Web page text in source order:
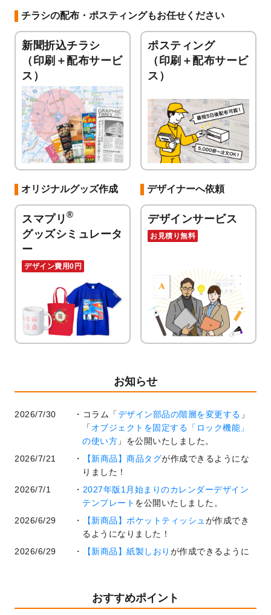
チラシの配布・ポスティングもお任せください
新聞折込チラシ
（印刷＋配布サービ
ス）
ポスティング
（印刷＋配布サービ
ス）
オリジナルグッズ作成
スマプリ ®
グッズシミュレータ
ー
デザイン費用0円
デザイナーへ依頼
デザインサービス
お見積り無料
お知らせ
2026/7/30 コラム「デザイン部品の階層を変更する 」
「 オブジェクトを固定する「ロック機能」
の使い方 」を公開いたしました。
2026/7/21
【新商品】商品タグが作成できるようにな
りました！
2026/7/1
2027年版1月始まりのカレンダーデザイン
テンプレート を公開いたしました。
2026/6/29
【新商品】ポケットティッシュが作成でき
るようになりました！
2026/6/29
【新商品】紙製しおり が作成できるように
業効率を上げる便利な操作方法3選！
開いたしました。
おすすめポイント